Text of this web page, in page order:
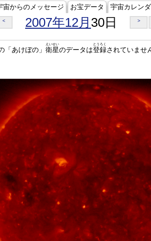
宙からのメッセージ お宝データ 宇宙カレン
< 2007年12月 30日 >
「あけぼの」 衛星
えいせい
のデータは登録
とうろく
されていませ